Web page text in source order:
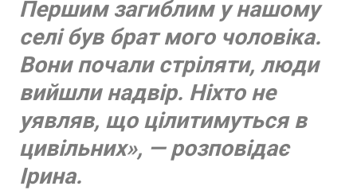
Першим загиблим у нашому
селі був брат мого чоловіка.
Вони почали стріляти, люди
вийшли надвір. Ніхто не
уявляв, що цілитимуться в
цивільних», — розповідає
Ірина.